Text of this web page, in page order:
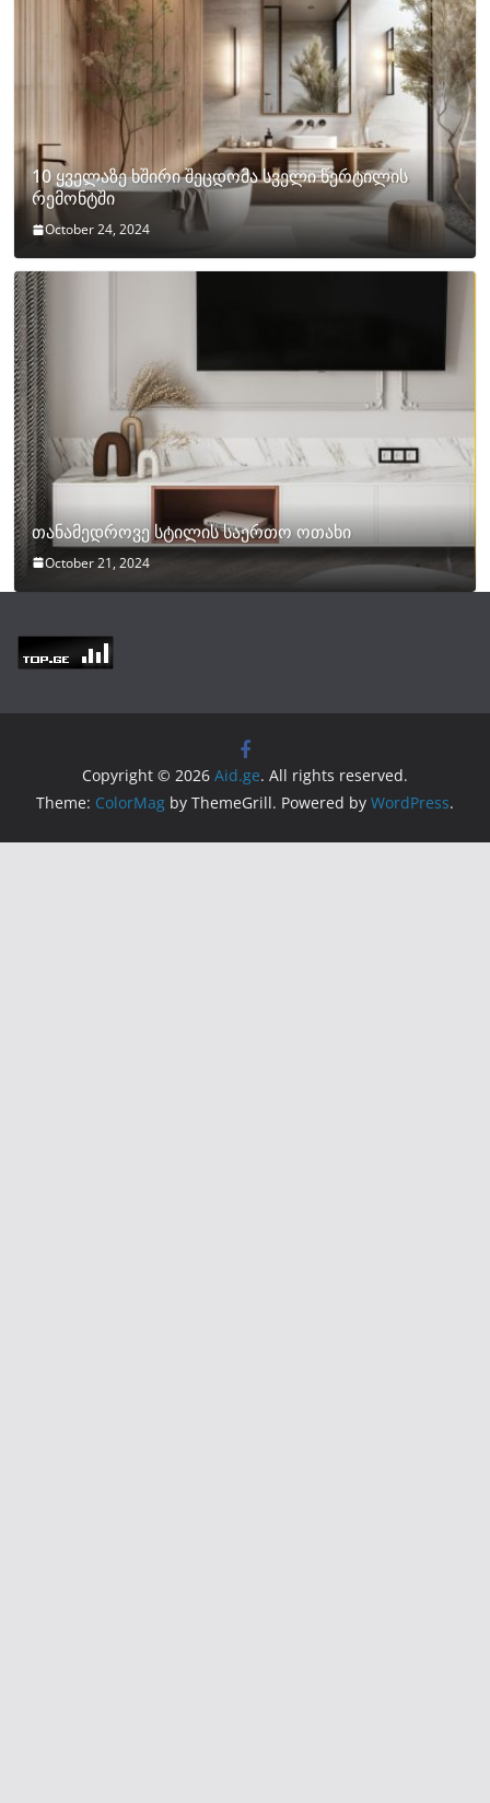
10 ყველაზე ხშირი შეცდომა სველი წერტილის
რემონტში
October 24, 2024
თანამედროვე სტილის საერთო ოთახი
October 21, 2024
Copyright © 2026 Aid.ge. All rights reserved.
Theme: ColorMag by ThemeGrill. Powered by WordPress.